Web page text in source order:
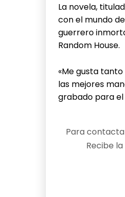
La novela,
con el mundo
guerrero
Random House.
«Me gusta tanto
las mejores
grabado para el
Para
Recibe